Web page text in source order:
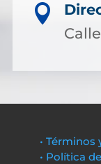

•
• Política